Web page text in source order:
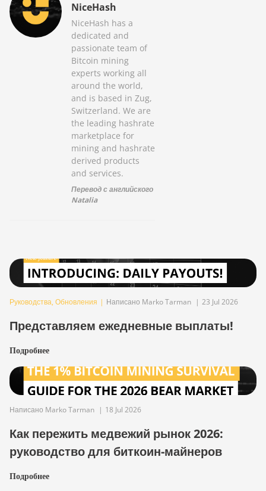
NiceHash
NiceHash has a
dedicated and
passionate team of
Bitcoin mining
experts working all
around the world,
and is based in Zug,
Switzerland. We are
the leading hashrate
marketplace for
mining and hashrate
derived products
and services.
Перевод с английского
Natalia
Руководства, Обновления | Написано Marko Tarman | 23 Jul 2026
Представляем ежедневные выплаты!
Подробнее
Написано Marko Tarman | 18 Jul 2026
Как пережить медвежий рынок 2026:
руководство для биткоин-майнеров
Подробнее